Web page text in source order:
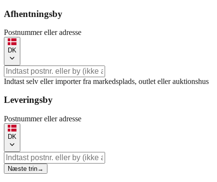
Afhentningsby
Postnummer eller adresse
DK
Indtast selv eller importer fra markedsplads, outlet eller auktionshus
Leveringsby
Postnummer eller adresse
DK
Næste trin→